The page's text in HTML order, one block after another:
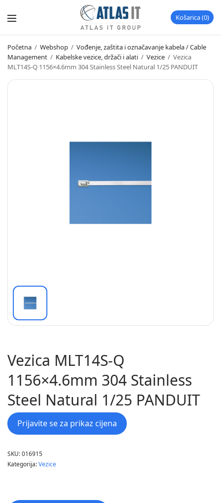
Košarica 0
Početna / Webshop / Vođenje, zaštita i označavanje kabela / Cable
Management / Kabelske vezice, držači i alati / Vezice / Vezica
MLT14S-Q 1156×4.6mm 304 Stainless Steel Natural 1/25 PANDUIT
Vezica MLT14S-Q
1156×4.6mm 304 Stainless
Steel Natural 1/25 PANDUIT
Prijavite se za prikaz cijena
SKU:016915
Kategorija:Vezice